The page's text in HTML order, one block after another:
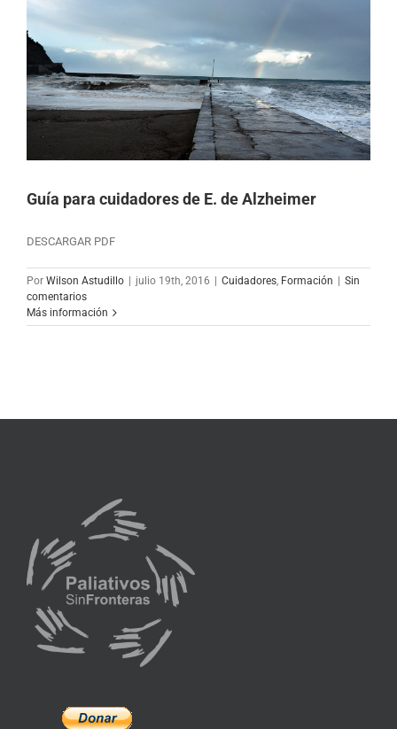
Guía para cuidadores de E. de Alzheimer
DESCARGAR PDF
Por Wilson Astudillo | julio 19th, 2016 | Cuidadores Formación | Sin
comentarios
Más información